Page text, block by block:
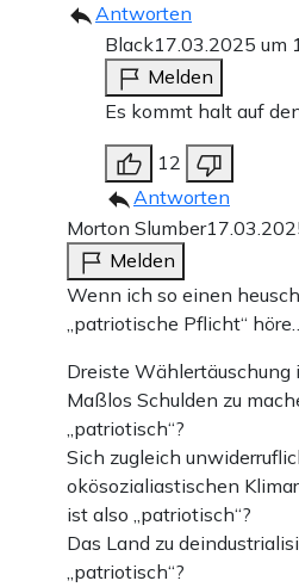
Antworten
Black17.03.2025 um
Melden
Es kommt halt auf
12
Antworten
Morton Slumber
Melden
Wenn ich so einen
„patriotische Pflicht“
Dreiste Wählertäuschung
Maßlos Schulden zu
„patriotisch“?
Sich zugleich
okösozialiastischen
ist also „patriotisch“?
Das Land zu
„patriotisch“?